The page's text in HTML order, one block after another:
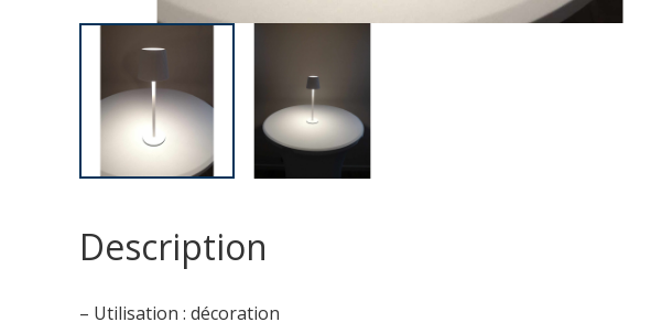
Description
– Utilisation : décoration